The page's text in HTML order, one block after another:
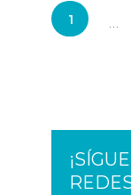
de
1 …